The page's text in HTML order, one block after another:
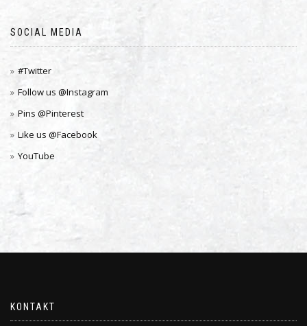
SOCIAL MEDIA
#Twitter
Follow us @Instagram
Pins @Pinterest
Like us @Facebook
YouTube
KONTAKT